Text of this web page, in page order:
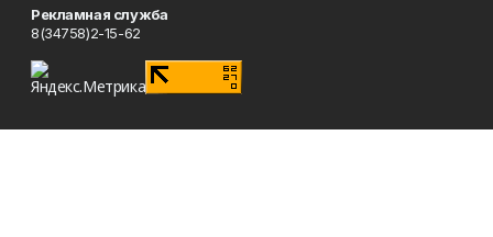
Рекламная служба
8(34758)2-15-62